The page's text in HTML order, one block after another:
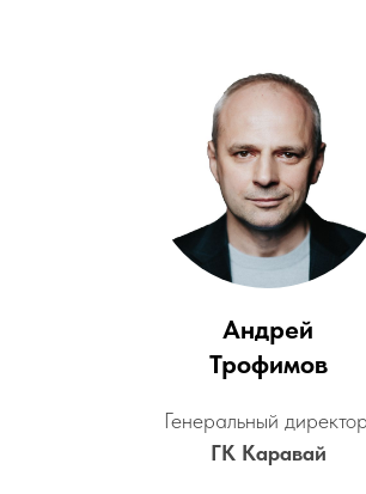
Андрей
Трофимов
Генеральный директор,
ГК Каравай